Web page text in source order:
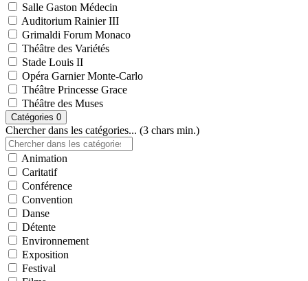
Salle Gaston Médecin
Auditorium Rainier III
Grimaldi Forum Monaco
Théâtre des Variétés
Stade Louis II
Opéra Garnier Monte-Carlo
Théâtre Princesse Grace
Théâtre des Muses
Catégories 0
Chercher dans les catégories... (3 chars min.)
Animation
Caritatif
Conférence
Convention
Danse
Détente
Environnement
Exposition
Festival